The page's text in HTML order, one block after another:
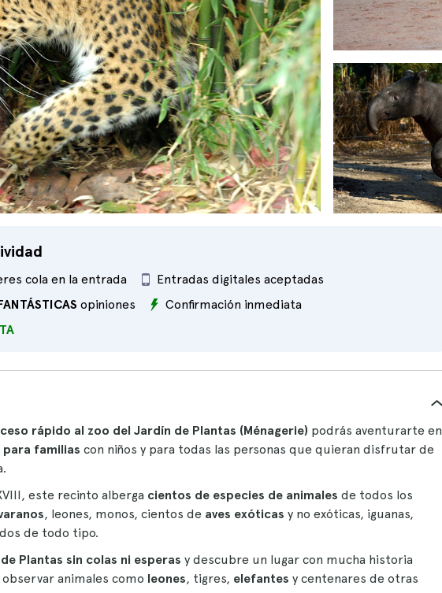
cola en la entrada
Entradas digitales aceptadas
opiniones
Confirmación inmediata
rápido al zoo del Jardín de Plantas (Ménagerie) podrás aventurarte en
familias con niños y para todas las personas que quieran disfrutar de
este recinto alberga cientos de especies de animales de todos los
, leones, monos, cientos de aves exóticas y no exóticas, iguanas,
de todo tipo.
Plantas sin colas ni esperas y descubre un lugar con mucha historia
animales como leones, tigres, elefantes y centenares de otras